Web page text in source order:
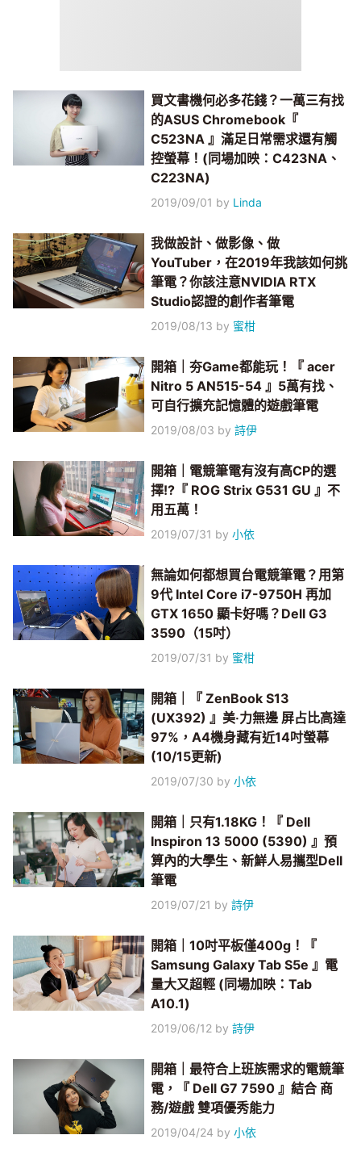
買文書機何必多花錢？一萬三有找
的ASUS Chromebook『
C523NA 』滿足日常需求還有觸
控螢幕！(同場加映：C423NA、
C223NA)
2019/09/01 by Linda
我做設計、做影像、做
YouTuber，在2019年我該如何挑
筆電？你該注意NVIDIA RTX
Studio認證的創作者筆電
2019/08/13 by 蜜柑
開箱｜夯Game都能玩！『 acer
Nitro 5 AN515-54 』5萬有找、
可自行擴充記憶體的遊戲筆電
2019/08/03 by詩伊
開箱｜電競筆電有沒有高CP的選
擇!?『 ROG Strix G531 GU 』不
用五萬！
2019/07/31 by小依
無論如何都想買台電競筆電？用第
9代 Intel Core i7-9750H 再加
GTX 1650 顯卡好嗎？Dell G3
3590（15吋）
2019/07/31 by 蜜柑
開箱｜『 ZenBook S13
(UX392) 』美‧力無邊 屏占比高達
97%，A4機身藏有近14吋螢幕
(10/15更新)
2019/07/30 by小依
開箱｜只有1.18KG！『 Dell
Inspiron 13 5000 (5390) 』預
算內的大學生、新鮮人易攜型Dell
筆電
2019/07/21 by詩伊
開箱｜10吋平板僅400g！『
Samsung Galaxy Tab S5e 』電
量大又超輕 (同場加映：Tab
A10.1)
2019/06/12 by詩伊
開箱｜最符合上班族需求的電競筆
電，『 Dell G7 7590 』結合 商
務/遊戲 雙項優秀能力
2019/04/24 by小依